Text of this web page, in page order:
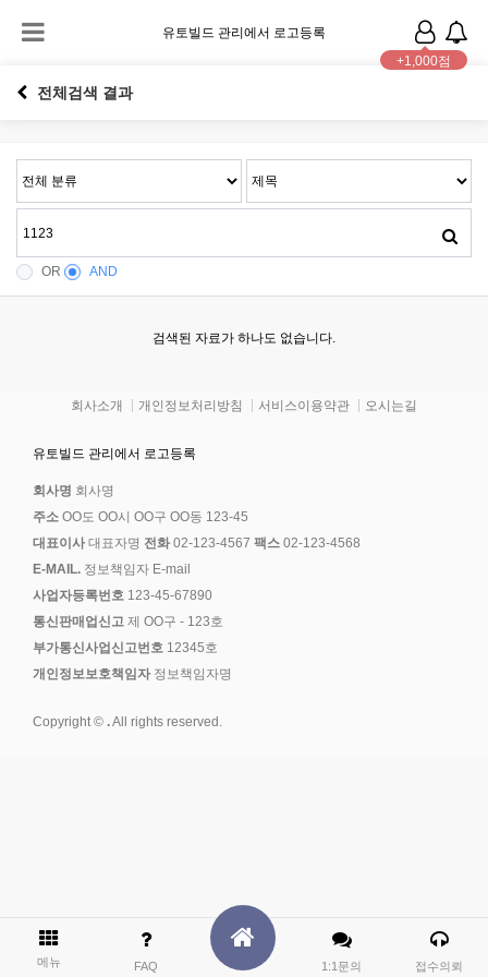
유토빌드 관리에서 로고등록
+1,000점
전체검색 결과
OR AND
검색된 자료가 하나도 없습니다.
회사소개 개인정보처리방침 서비스이용약관 오시는길
유토빌드 관리에서 로고등록
회사명 회사명
주소 OO도 OO시 OO구 OO동 123-45
대표이사 대표자명 전화 02-123-4567 팩스 02-123-4568
E-MAIL. 정보책임자 E-mail
사업자등록번호 123-45-67890
통신판매업신고 제 OO구 - 123호
부가통신사업신고번호 12345호
개인정보보호책임자 정보책임자명
Copyright © .All rights reserved.
메뉴 FAQ 1:1문의 접수의뢰